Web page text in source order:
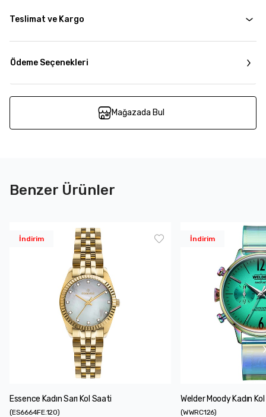
Teslimat ve Kargo
Ödeme Seçenekleri
Mağazada Bul
Benzer Ürünler
İndirim
Essence Kadın Sarı Kol Saati
(ES6664FE.120)
İndirim
Welder Moody Kadın
(WWRC126)